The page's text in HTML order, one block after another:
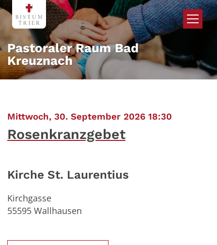
Zum Inhalt springen
Pastoraler Raum Bad
Kreuznach
Mittwoch, 30. September 2026 18:30
Rosenkranzgebet
Kirche St. Laurentius
Kirchgasse
55595 Wallhausen